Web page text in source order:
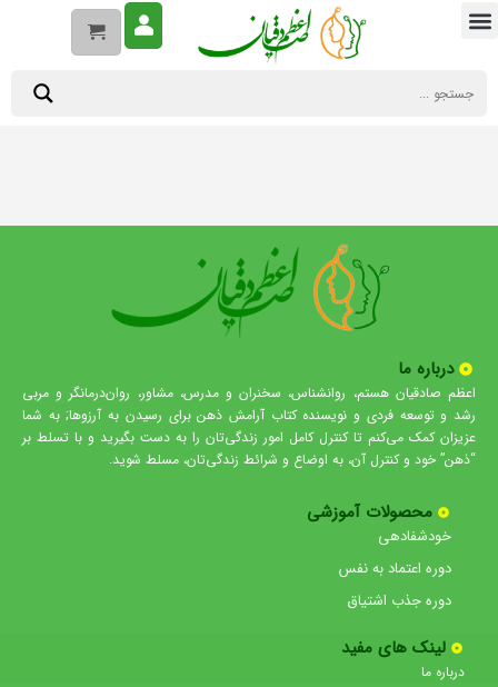
درباره ما
اعظم صادقیان هستم، روانشناس، سخنران و مدرس، مشاور، روان‌درمانگر و مربی
رشد و توسعه فردی و نویسنده کتاب آرامش ذهن برای رسیدن به آرزوها; به شما
عزیزان کمک می‌کنم تا کنترل کامل امور زندگی‌تان را به دست بگیرید و با تسلط بر
“ذهن” خود و کنترل آن، به اوضاع و شرائط زندگی‌تان، مسلط شوید.
محصولات آموزشی
خودشفادهی
دوره اعتماد به نفس
دوره جذب اشتیاق
لینک های مفید
درباره ما